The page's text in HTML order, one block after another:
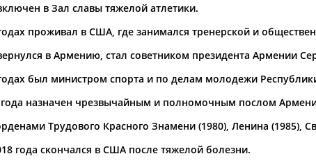
Артур
АБДРАХМАНОВ
Каримжан
АБДРАХМАНОВ
Аделя
АБДРАХМАНОВА
Камалудин
Абдула
Магомед
в Зал славы тяжелой атлетики.
проживал в США, где занимался тренерской и
в Армению, стал советником президента Армении
был министром спорта и по делам молодежи
назначен чрезвычайным и полномочным послом
Трудового Красного Знамени (1980), Ленина (1985),
года скончался в США после тяжелой болезни.